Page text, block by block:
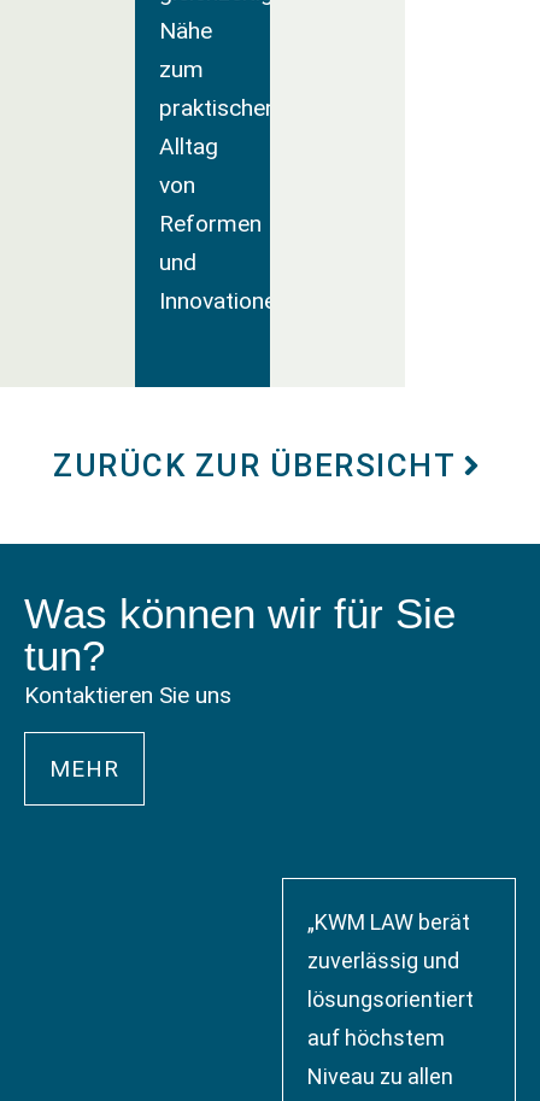
Nähe
zum
praktischen
Alltag
von
Reformen
und
Innovationen.
ZURÜCK ZUR ÜBERSICHT
Was können wir für Sie
tun?
Kontaktieren Sie uns
MEHR
„KWM LAW berät
zuverlässig und
lösungsorientiert
auf höchstem
Niveau zu allen